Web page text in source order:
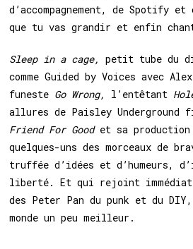
d’accompagnement, de Spotify
que tu vas grandir et enfin
Sleep in a cage,petit tube du
comme Guided by Voices avec
funeste Go Wrong, l’entêtant
allures de Paisley Underground
Friend For Good et sa production
quelques-uns des morceaux de
truffée d’idées et d’humeurs,
liberté. Et qui rejoint
des Peter Pan du punk et du
monde un peu meilleur.